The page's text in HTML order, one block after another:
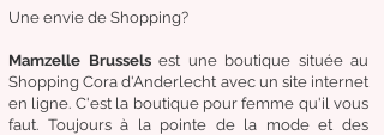
Une envie de Shopping?
Mamzelle Brussels est une boutique située au
Shopping Cora d'Anderlecht avec un site internet
en ligne. C'est la boutique pour femme qu'il vous
faut. Toujours à la pointe de la mode et des